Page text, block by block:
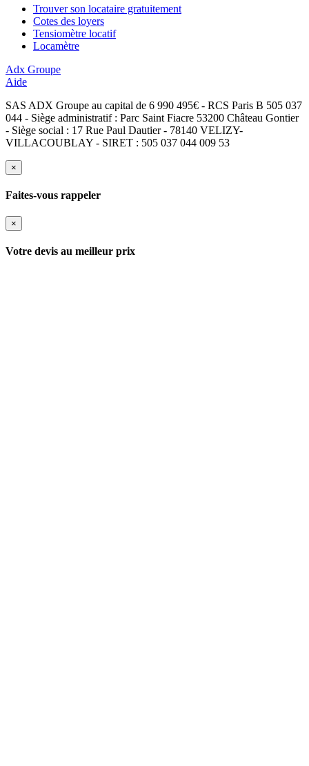
Trouver son locataire gratuitement
Cotes des loyers
Tensiomètre locatif
Locamètre
Adx Groupe
Aide
SAS ADX Groupe au capital de 6 990 495€ - RCS Paris B 505 037
044 - Siège administratif : Parc Saint Fiacre 53200 Château Gontier
- Siège social : 17 Rue Paul Dautier - 78140 VELIZY-
VILLACOUBLAY - SIRET : 505 037 044 009 53
×
Faites-vous rappeler
×
Votre devis au meilleur prix